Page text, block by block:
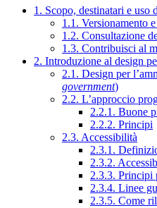
1. Scopo, destinatari e uso
1.1. Versionamento
1.2. Consultazione
1.3. Contribuisci al
2. Introduzione al design
2.1. Design per
government)
2.2. L’approccio
2.2.1. Buone
2.2.2. Principi
2.3. Accessibilità
2.3.1.
2.3.2.
2.3.3. Principi
2.3.4. Linee
2.3.5. Come